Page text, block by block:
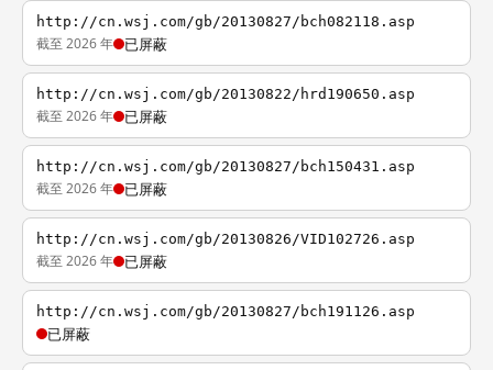
http://cn.wsj.com/gb/20130827/bch082118.asp
截至 2026 年 已屏蔽
http://cn.wsj.com/gb/20130822/hrd190650.asp
截至 2026 年 已屏蔽
http://cn.wsj.com/gb/20130827/bch150431.asp
截至 2026 年 已屏蔽
http://cn.wsj.com/gb/20130826/VID102726.asp
截至 2026 年 已屏蔽
http://cn.wsj.com/gb/20130827/bch191126.asp
已屏蔽